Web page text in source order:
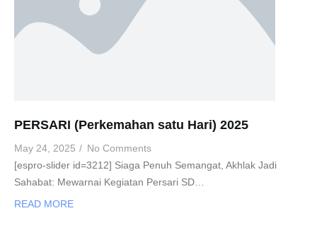
PERSARI (Perkemahan satu Hari) 2025
May 24, 2025 / No Comments
[espro-slider id=3212] Siaga Penuh Semangat, Akhlak Jadi
Sahabat: Mewarnai Kegiatan Persari SD…
READ MORE